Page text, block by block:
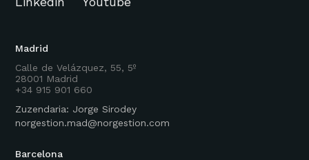
Madrid
Calle de Velázquez, 55, 5º
28001 Madrid
+34 915 901 660
Zuzendaria: Jorge Sirodey
norgestion.mad@norgestion.com
Barcelona